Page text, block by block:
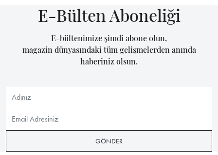
E-Bülten Aboneliği
E-bültenimize şimdi abone olun,
magazin dünyasındaki tüm gelişmelerden anında
haberiniz olsun.
GÖNDER